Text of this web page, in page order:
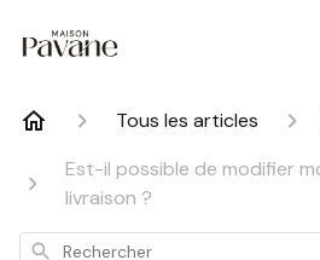
Tous les articles
Est-il possible de modifier
livraison ?
Rechercher